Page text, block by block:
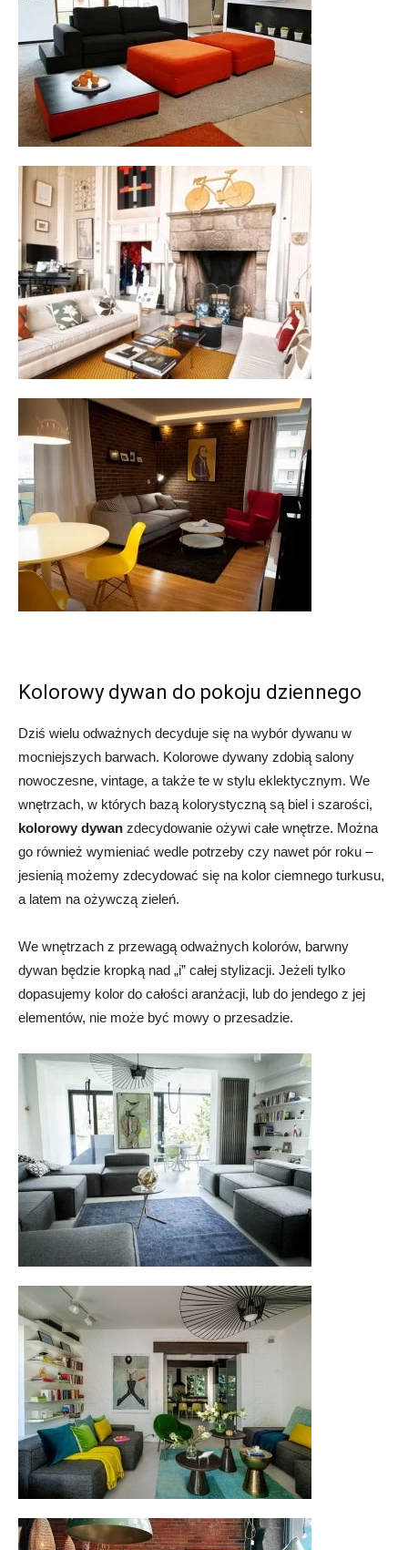
Kolorowy dywan do pokoju dziennego
Dziś wielu odważnych decyduje się na wybór dywanu w
mocniejszych barwach. Kolorowe dywany zdobią salony
nowoczesne, vintage, a także te w stylu eklektycznym. We
wnętrzach, w których bazą kolorystyczną są biel i szarości,
kolorowy dywan zdecydowanie ożywi całe wnętrze. Można
go również wymieniać wedle potrzeby czy nawet pór roku –
jesienią możemy zdecydować się na kolor ciemnego turkusu,
a latem na ożywczą zieleń.
We wnętrzach z przewagą odważnych kolorów, barwny
dywan będzie kropką nad „i” całej stylizacji. Jeżeli tylko
dopasujemy kolor do całości aranżacji, lub do jendego z jej
elementów, nie może być mowy o przesadzie.